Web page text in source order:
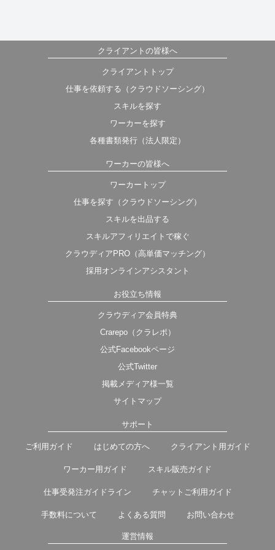
クライアントの皆様へ
クライアントトップ
仕事を依頼する（クラウドソーシング）
スキルを探す
ワーカーを探す
各種書類発行（法人限定）
ワーカーの皆様へ
ワーカートップ
仕事を探す（クラウドソーシング）
スキルを出品する
スキルアフィリエイトで稼ぐ
クラウディアPRO（高単価マッチング）
採用オンラインアシスタント
お役立ち情報
クラウディア会員特典
Crarepo（クラレポ）
公式Facebookページ
公式Twitter
掲載メディア様一覧
サイトマップ
サポート
ご利用ガイド はじめての方へ クライアント用ガイド
ワーカー用ガイド スキル販売ガイド
仕事受発注ガイドライン チャットご利用ガイド
手数料について よくある質問 お問い合わせ
運営情報